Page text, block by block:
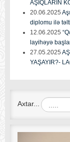
AŞIQLARIN
20.06.2025
diplomu ilə
12.06.2025
layihəyə
27.05.2025
YAŞAYIR?-
Axtar...